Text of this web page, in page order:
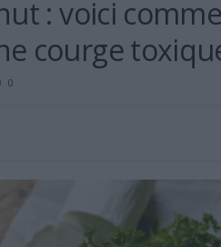
: voici
courge
0